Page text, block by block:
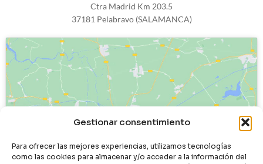
Gestionar consentimiento
Para ofrecer las mejores experiencias, utilizamos tecnologías
como las cookies para almacenar y/o acceder a la información del
Ctra Madrid Km 203.5
37181 Pelabravo (SALAMANCA)
Haz clic para aceptar cookies de